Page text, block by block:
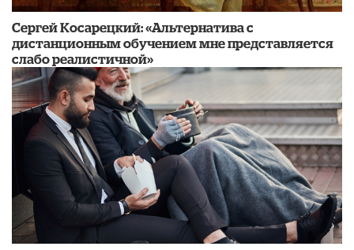
Сергей Косарецкий: «Альтернатива с
дистанционным обучением мне представляется
слабо реалистичной»